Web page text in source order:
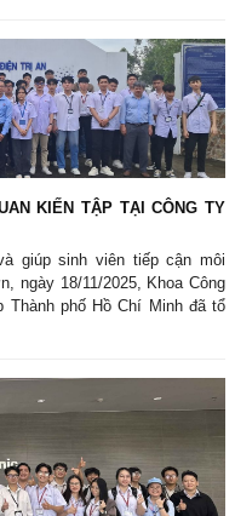
KIẾN TẬP TẠI CÔNG TY
giúp sinh viên tiếp cận môi
ngày 18/11/2025, Khoa Công
Thành phố Hồ Chí Minh đã tổ